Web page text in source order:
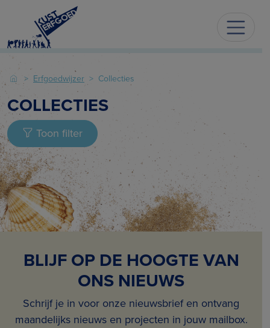
Erfgoedwijzer Collecties
COLLECTIES
Toon filter
BLIJF OP DE HOOGTE VAN
ONS NIEUWS
Schrijf je in voor onze nieuwsbrief en ontvang
maandelijks nieuws en projecten in jouw mailbox.